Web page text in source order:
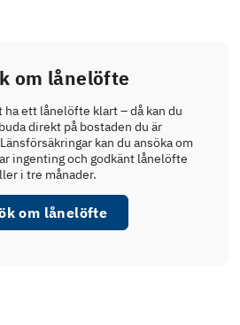
om lånelöfte
ha ett lånelöfte klart – då kan du
direkt på bostaden du är
kan du ansöka om
ingenting och godkänt lånelöfte
i tre månader.
om lånelöfte